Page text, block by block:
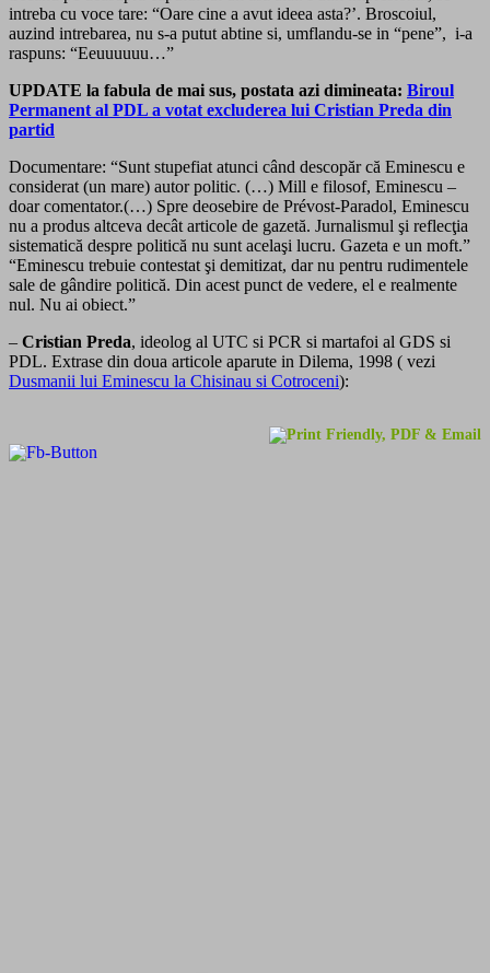
intreba cu voce tare: “Oare cine a avut ideea asta?’. Broscoiul,
auzind intrebarea, nu s-a putut abtine si, umflandu-se in “pene”, i-a
raspuns: “Eeuuuuuu…”
UPDATE la fabula de mai sus, postata azi dimineata: Biroul
Permanent al PDL a votat excluderea lui Cristian Preda din
partid
Documentare: “Sunt stupefiat atunci când descopăr că Eminescu e
consi­derat (un mare) autor politic. (…) Mill e filosof, Eminescu –
doar comentator.(…) Spre deosebire de Prévost-Paradol, Eminescu
nu a pro­dus altceva decât articole de gazetă. Jur­nalismul şi reflecţia
siste­matică despre politică nu sunt acelaşi lucru. Gazeta e un moft.”
“Eminescu trebuie contestat şi demitizat, dar nu pentru rudi­mentele
sale de gândire politică. Din acest punct de vedere, el e realmente
nul. Nu ai obiect.”
– Cristian Preda, ideolog al UTC si PCR si martafoi al GDS si
PDL. Extrase din doua articole aparute in Dilema, 1998 ( vezi
Dusmanii lui Eminescu la Chisinau si Cotroceni):